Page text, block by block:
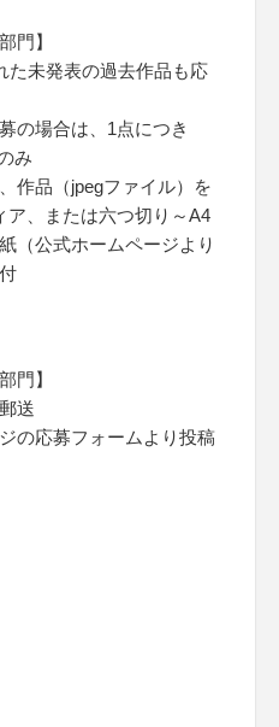
門】
未発表の過去作品も応
の場合は、1点につき
み
作品（jpegファイル）を
ア、または六つ切り～A4
（公式ホームページより
門】
送
の応募フォームより投稿